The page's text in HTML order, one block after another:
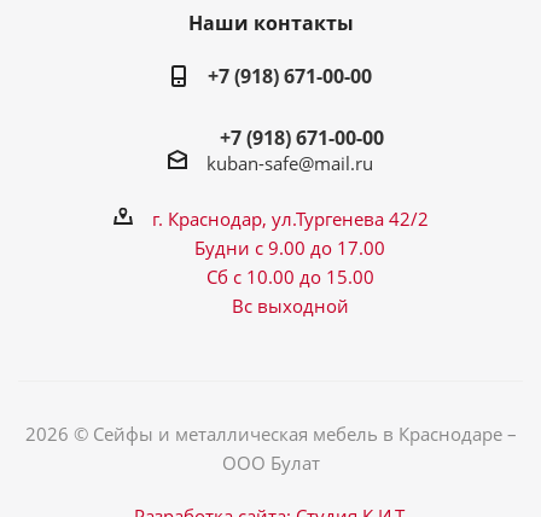
Наши контакты
+7 (918) 671-00-00
+7 (918) 671-00-00
kuban-safe@mail.ru
г. Краснодар, ул.Тургенева 42/2
Будни с 9.00 до 17.00
Сб с 10.00 до 15.00
Вс выходной
2026 © Сейфы и металлическая мебель в Краснодаре –
ООО Булат